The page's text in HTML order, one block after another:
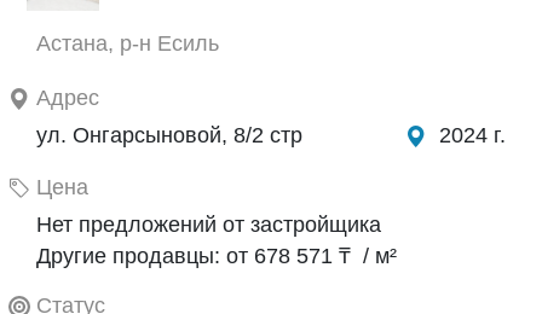
Астана, р-н Есиль
Адрес
ул. Онгарсыновой, 8/2 стр
2024 г.
Цена
Нет предложений от застройщика
Другие продавцы: от 678 571 ₸ / м²
Статус